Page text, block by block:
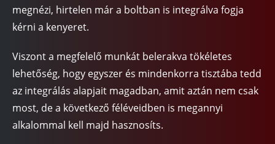
megnézi, hirtelen már a boltban is integrálva fogja
kérni a kenyeret.
Viszont a megfelelő munkát belerakva tökéletes
lehetőség, hogy egyszer és mindenkorra tisztába tedd
az integrálás alapjait magadban, amit aztán nem csak
most, de a következő féléveidben is megannyi
alkalommal kell majd hasznosíts.